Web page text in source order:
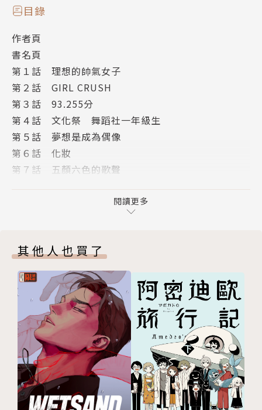
不管什麼都能輕易上手，
然而在這個時候，
遇上了超喜歡K-POP的佐藤惠梨杏，
她認真專注的身影使人目眩——
目錄
作者頁
書名頁
第１話 理想的帥氣女子
第２話 GIRL CRUSH
第３話 93.255分
第４話 文化祭 舞蹈社一年級生
第５話 夢想是成為偶像
第６話 化妝
第７話 五顏六色的歌聲
第９話 ＡＲＣ公開徵選 前篇
第１０話 ＡＲＣ公開徵選 後篇
封底
閱讀更多
其他人也買了